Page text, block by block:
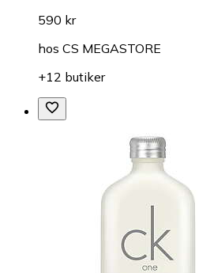
590 kr
hos CS MEGASTORE
+12 butiker